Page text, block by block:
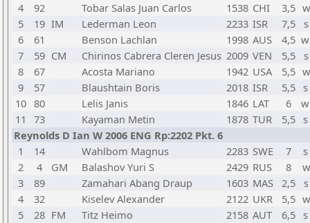
4
92 Tobar Salas Juan Carlos 1538 CHI 3,5
5
19 IM Lederman Leon 2233 ISR 7,5
6
61 Benson Lachlan 1998 AUS 4,5
7
59 CM Chirinos Cabrera Cleren Jesus 2009 VEN 5,5
8
67 Acosta Mariano 1942 USA 5,5
9
57 Blaushtain Boris 2018 ISR 5,5
10 80 Lelis Janis 1846 LAT 6
11
73 Kayaman Metin 1878 TUR 5,5
Reynolds D Ian W 2006 ENG Rp:2202 Pkt. 6
1
14 Wahlbom Magnus 2283 SWE 7
2
4 GM Balashov Yuri S 2429 RUS 8
3
89 Zamahari Abang Draup 1603 MAS 2,5
4
32 Kiselev Alexander 2122 UKR 5,5
5
28 FM Titz Heimo 2158 AUT 6,5